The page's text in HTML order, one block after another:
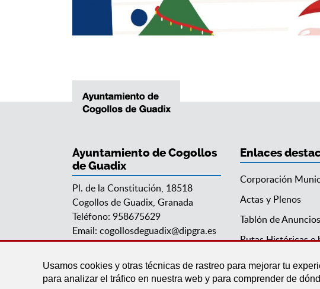
Usamos cookies y otras técnicas de rastreo para mejorar tu
para analizar el tráfico en nuestra web y para comprender de
Ayuntamiento de Cogollos
de Guadix
Pl. de la Constitución, 18518
Cogollos de Guadix, Granada
Teléfono: 958675629
Email: cogollosdeguadix@dipgra.es
Enlaces
Corporación
Actas y Plenos
Tablón de Anuncios
Rutas Históricas e